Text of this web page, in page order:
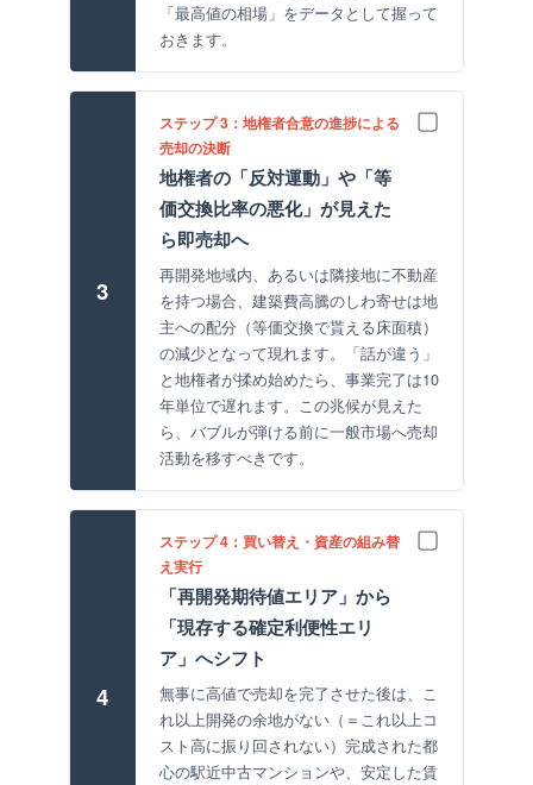
「最高値の相場」をデータとして握って
おきます。
3
ステップ 3：地権者合意の進捗による
売却の決断
地権者の「反対運動」や「等
価交換比率の悪化」が見えた
ら即売却へ
再開発地域内、あるいは隣接地に不動産
を持つ場合、建築費高騰のしわ寄せは地
主への配分（等価交換で貰える床面積）
の減少となって現れます。「話が違う」
と地権者が揉め始めたら、事業完了は10
年単位で遅れます。この兆候が見えた
ら、バブルが弾ける前に一般市場へ売却
活動を移すべきです。
4
ステップ 4：買い替え・資産の組み替
え実行
「再開発期待値エリア」から
「現存する確定利便性エリ
ア」へシフト
無事に高値で売却を完了させた後は、こ
れ以上開発の余地がない（＝これ以上コ
スト高に振り回されない）完成された都
心の駅近中古マンションや、安定した賃